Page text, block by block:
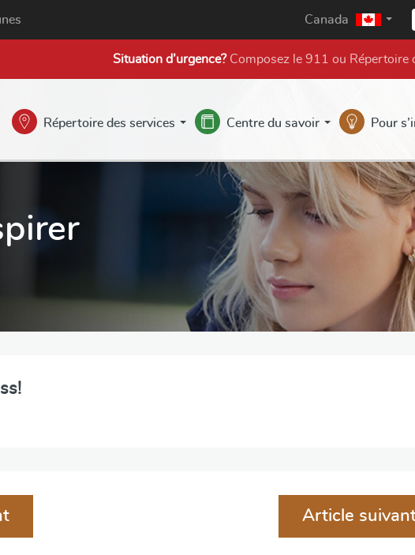
Canada
Situation d’urgence?Composez le 911 ou Répertoire
Répertoire des services Centre du savoir Pour
Article